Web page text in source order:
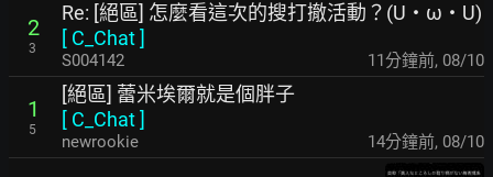
2
3
Re: [絕區] 怎麼看這次的搜打撤活動？(U・ω・U)
[ C_Chat]
S004142 11分鐘前, 08/10
1
5
[絕區] 蕾米埃爾就是個胖子
[ C_Chat]
newrookie 14分鐘前, 08/10